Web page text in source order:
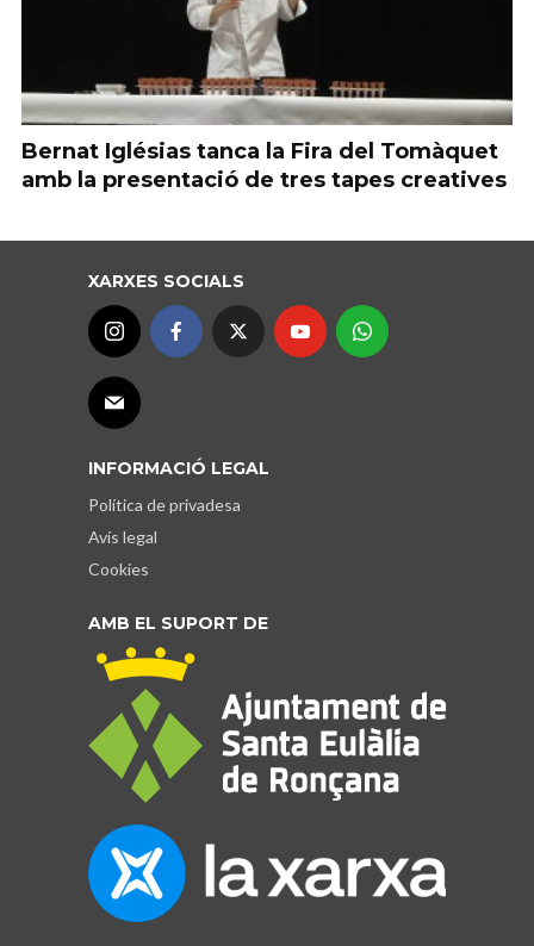
Bernat Iglésias tanca la Fira del Tomàquet
amb la presentació de tres tapes creatives
XARXES SOCIALS
INFORMACIÓ LEGAL
Política de privadesa
Avís legal
Cookies
AMB EL SUPORT DE